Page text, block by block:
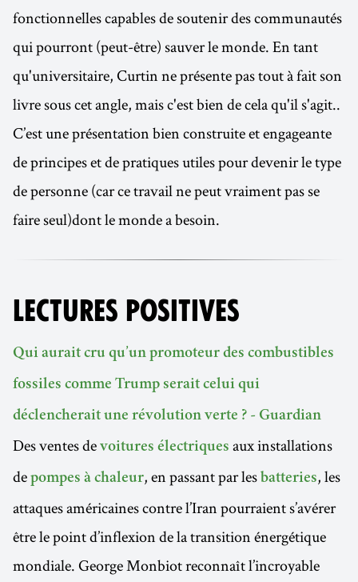
fonctionnelles capables de soutenir des communautés
qui pourront (peut-être) sauver le monde. En tant
qu'universitaire, Curtin ne présente pas tout à fait son
livre sous cet angle, mais c'est bien de cela qu'il s'agit..
C’est une présentation bien construite et engageante
de principes et de pratiques utiles pour devenir le type
de personne (car ce travail ne peut vraiment pas se
faire seul)dont le monde a besoin.
LECTURES POSITIVES
Qui aurait cru qu’un promoteur des combustibles
fossiles comme Trump serait celui qui
déclencherait une révolution verte ? - Guardian
Des ventes de voitures électriques aux installations
de pompes à chaleur, en passant par les batteries, les
attaques américaines contre l’Iran pourraient s’avérer
être le point d’inflexion de la transition énergétique
mondiale. George Monbiot reconnaît l’incroyable